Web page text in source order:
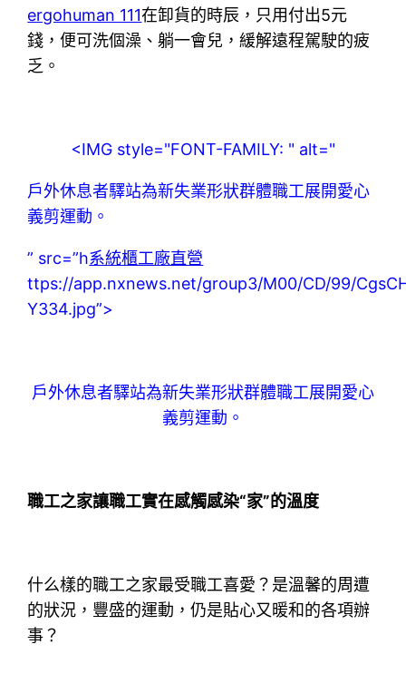
ergohuman 111在卸貨的時辰，只用付出5元
錢，便可洗個澡、躺一會兒，緩解遠程駕駛的疲
乏。
<IMG style="FONT-FAMILY: " alt="
戶外休息者驛站為新失業形狀群體職工展開愛心
義剪運動。
” src=”h系統櫃工廠直營
ttps://app.nxnews.net/group3/M00/CD/99/
Y334.jpg”>
戶外休息者驛站為新失業形狀群體職工展開愛心
義剪運動。
職工之家讓職工實在感觸感染“家”的溫度
什么樣的職工之家最受職工喜愛？是溫馨的周遭
的狀況，豐盛的運動，仍是貼心又暖和的各項辦
事？